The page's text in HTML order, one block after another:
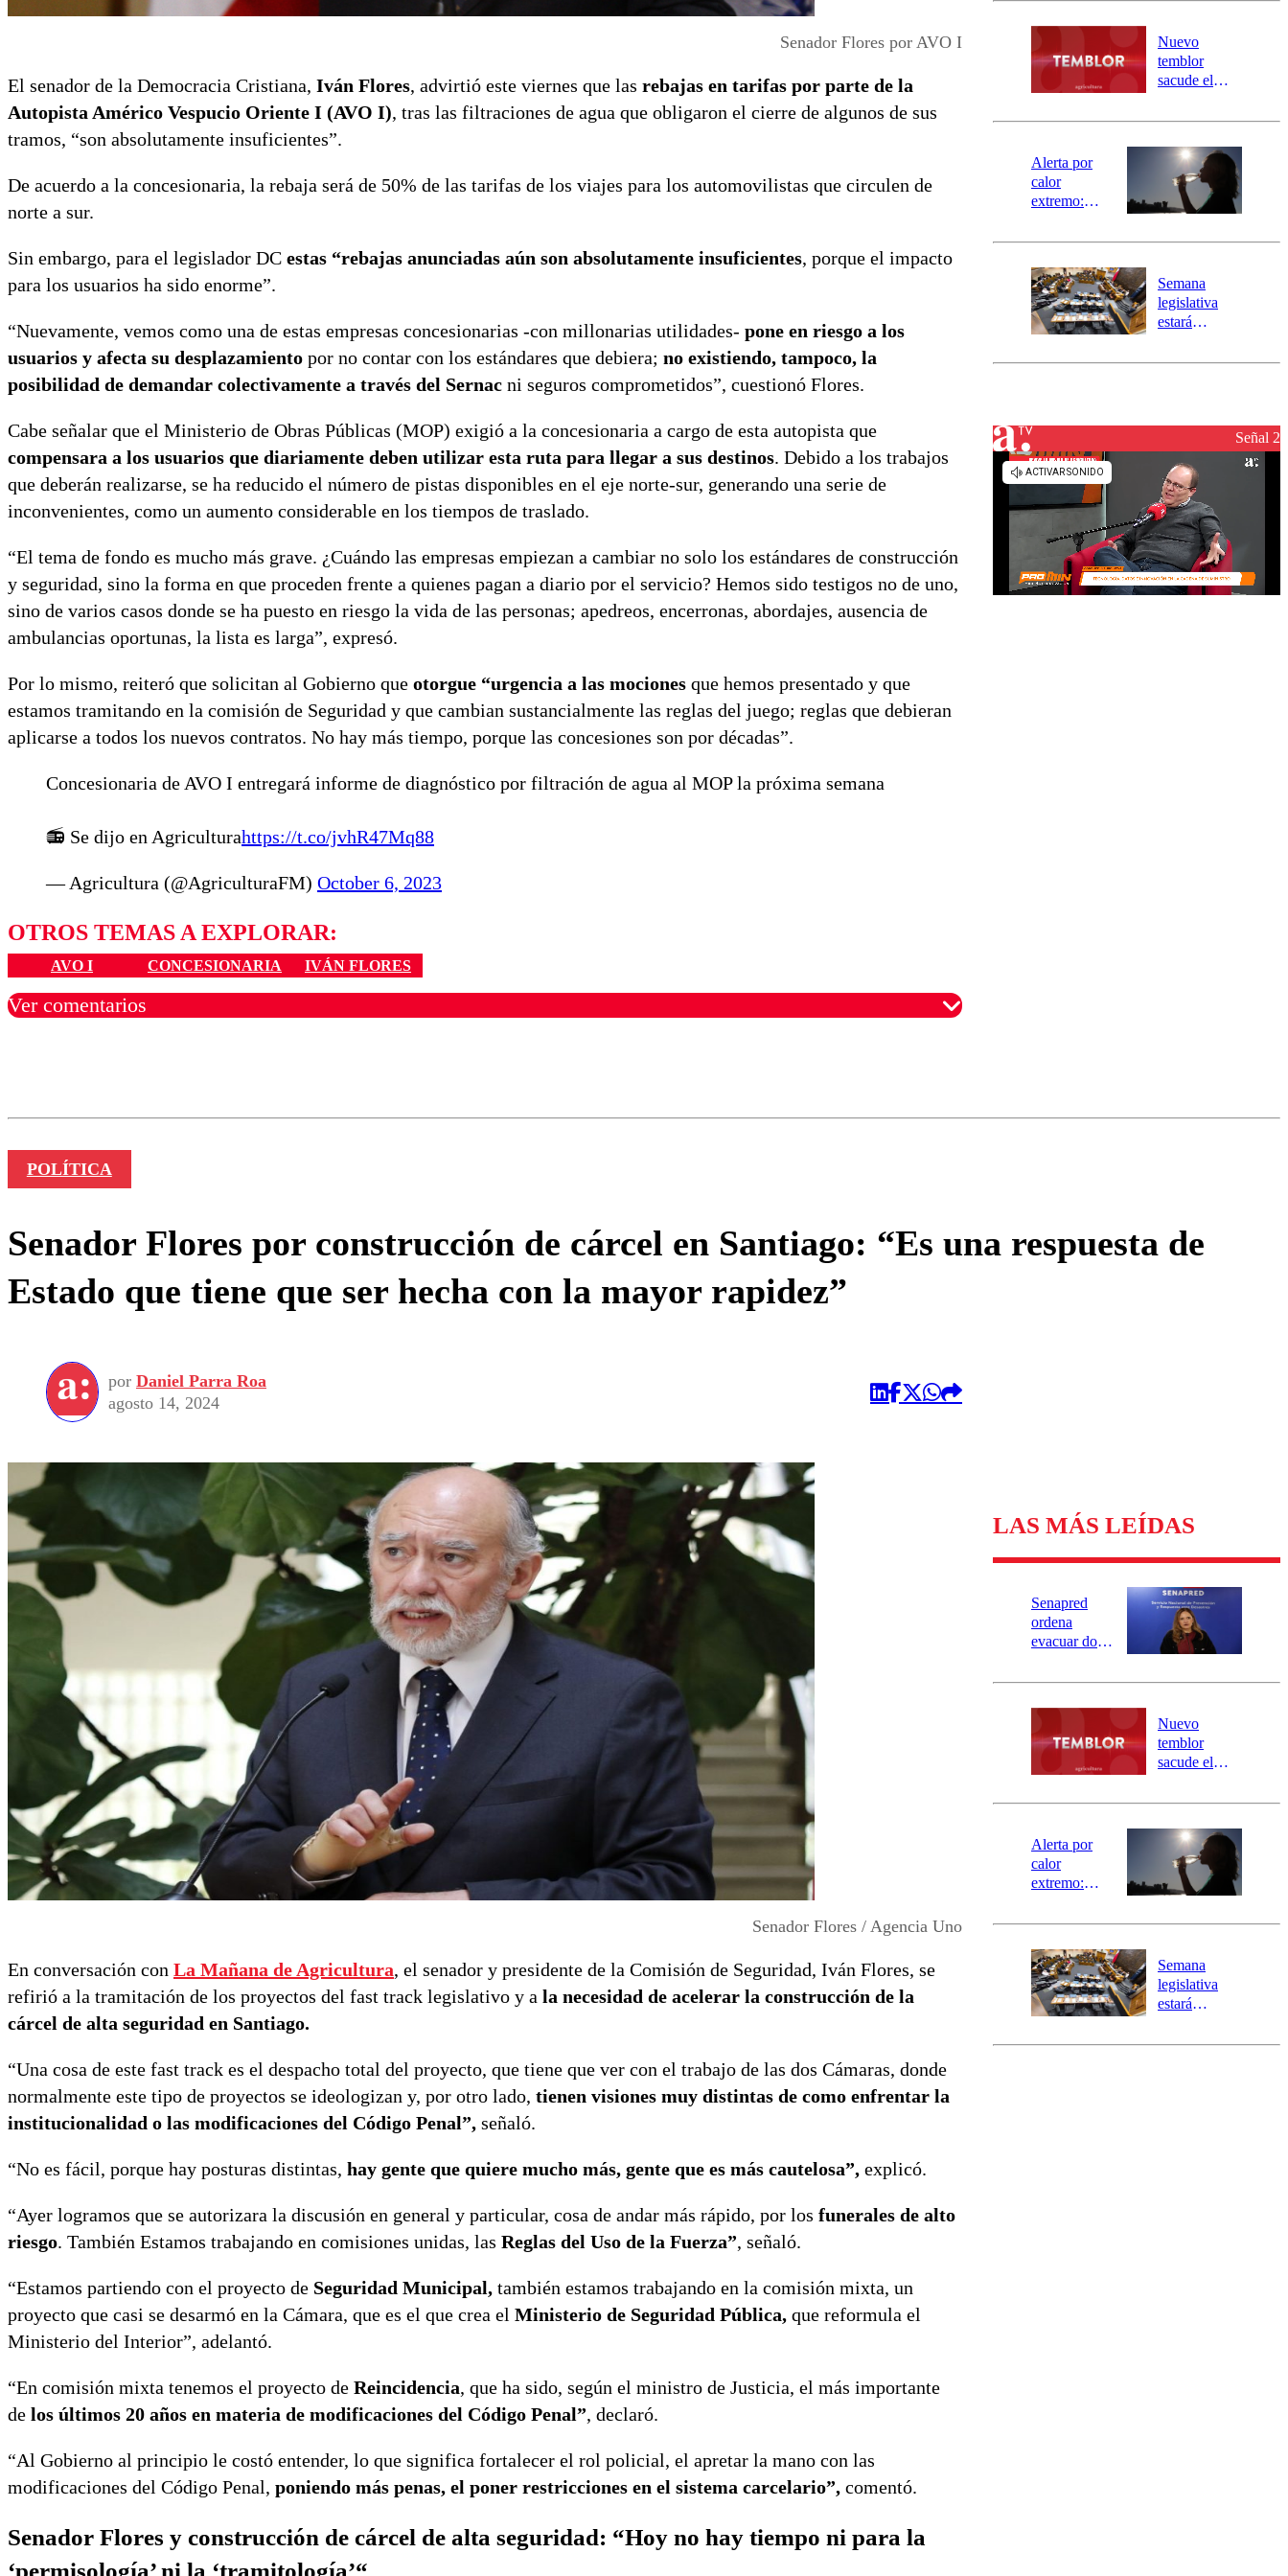
Senador Flores por AVO I
El senador de la Democracia Cristiana, Iván Flores, advirtió este viernes que las rebajas en tarifas por parte de la
Autopista Américo Vespucio Oriente I (AVO I), tras las filtraciones de agua que obligaron el cierre de algunos de sus
tramos, “son absolutamente insuficientes”.
De acuerdo a la concesionaria, la rebaja será de 50% de las tarifas de los viajes para los automovilistas que circulen de
norte a sur.
Sin embargo, para el legislador DC estas “rebajas anunciadas aún son absolutamente insuficientes, porque el impacto
para los usuarios ha sido enorme”.
“Nuevamente, vemos como una de estas empresas concesionarias -con millonarias utilidades- pone en riesgo a los
usuarios y afecta su desplazamiento por no contar con los estándares que debiera; no existiendo, tampoco, la
posibilidad de demandar colectivamente a través del Sernac ni seguros comprometidos”, cuestionó Flores.
Cabe señalar que el Ministerio de Obras Públicas (MOP) exigió a la concesionaria a cargo de esta autopista que
compensara a los usuarios que diariamente deben utilizar esta ruta para llegar a sus destinos. Debido a los trabajos
que deberán realizarse, se ha reducido el número de pistas disponibles en el eje norte-sur, generando una serie de
inconvenientes, como un aumento considerable en los tiempos de traslado.
“El tema de fondo es mucho más grave. ¿Cuándo las empresas empiezan a cambiar no solo los estándares de construcción
y seguridad, sino la forma en que proceden frente a quienes pagan a diario por el servicio? Hemos sido testigos no de uno,
sino de varios casos donde se ha puesto en riesgo la vida de las personas; apedreos, encerronas, abordajes, ausencia de
ambulancias oportunas, la lista es larga”, expresó.
Por lo mismo, reiteró que solicitan al Gobierno que otorgue “urgencia a las mociones que hemos presentado y que
estamos tramitando en la comisión de Seguridad y que cambian sustancialmente las reglas del juego; reglas que debieran
aplicarse a todos los nuevos contratos. No hay más tiempo, porque las concesiones son por décadas”.
Concesionaria de AVO I entregará informe de diagnóstico por filtración de agua al MOP la próxima semana
📻 Se dijo en Agriculturahttps://t.co/jvhR47Mq88
— Agricultura (@AgriculturaFM) October 6, 2023
OTROS TEMAS A EXPLORAR:
AVO I CONCESIONARIA IVÁN FLORES
Ver comentarios
río Damas:
activa
mensajería
SAE
Nuevo
temblor
sacude el
revisa la
epicentro
Alerta por
calor
extremo:
activa Alerta
Preventiva en
tres comunas
Semana
legislativa
estará
el fin de la
reconstrucciónSeñal 2
POLÍTICA
Senador Flores por construcción de cárcel en Santiago: “Es una respuesta de
Estado que tiene que ser hecha con la mayor rapidez”
por Daniel Parra Roa
agosto 14, 2024
Senador Flores / Agencia Uno
En conversación con La Mañana de Agricultura, el senador y presidente de la Comisión de Seguridad, Iván Flores, se
refirió a la tramitación de los proyectos del fast track legislativo y a la necesidad de acelerar la construcción de la
cárcel de alta seguridad en Santiago.
“Una cosa de este fast track es el despacho total del proyecto, que tiene que ver con el trabajo de las dos Cámaras, donde
normalmente este tipo de proyectos se ideologizan y, por otro lado, tienen visiones muy distintas de como enfrentar la
institucionalidad o las modificaciones del Código Penal”, señaló.
“No es fácil, porque hay posturas distintas, hay gente que quiere mucho más, gente que es más cautelosa”, explicó.
“Ayer logramos que se autorizara la discusión en general y particular, cosa de andar más rápido, por los funerales de alto
riesgo. También Estamos trabajando en comisiones unidas, las Reglas del Uso de la Fuerza”, señaló.
“Estamos partiendo con el proyecto de Seguridad Municipal, también estamos trabajando en la comisión mixta, un
proyecto que casi se desarmó en la Cámara, que es el que crea el Ministerio de Seguridad Pública, que reformula el
Ministerio del Interior”, adelantó.
“En comisión mixta tenemos el proyecto de Reincidencia, que ha sido, según el ministro de Justicia, el más importante
de los últimos 20 años en materia de modificaciones del Código Penal”, declaró.
“Al Gobierno al principio le costó entender, lo que significa fortalecer el rol policial, el apretar la mano con las
modificaciones del Código Penal, poniendo más penas, el poner restricciones en el sistema carcelario”, comentó.
Senador Flores y construcción de cárcel de alta seguridad: “Hoy no hay tiempo ni para la
‘permisología’ ni la ‘tramitología’“
LAS MÁS LEÍDAS
Senapred
ordena
evacuar dos
Carahue por
río Damas:
activa
mensajería
SAE
Nuevo
temblor
sacude el
revisa la
epicentro
Alerta por
calor
extremo:
activa Alerta
Preventiva en
tres comunas
Semana
legislativa
estará
el fin de la